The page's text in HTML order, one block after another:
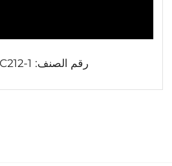
رقم الصنف: SPC212-1